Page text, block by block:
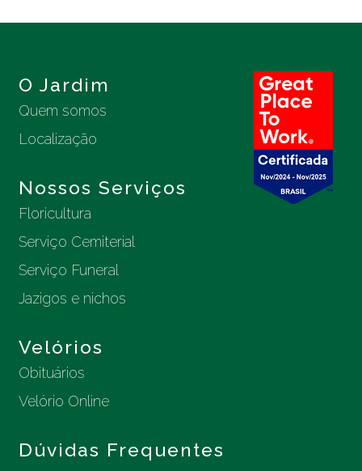
O Jardim
Quem somos
Localização
Nossos Serviços
Floricultura
Serviço Cemiterial
Serviço Funeral
Jazigos e nichos
Velórios
Obituários
Velório Online
Dúvidas Frequentes